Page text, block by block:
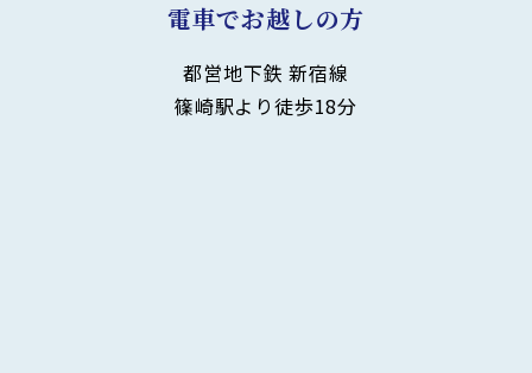
電車でお越しの方
都営地下鉄 新宿線
篠崎駅より徒歩18分